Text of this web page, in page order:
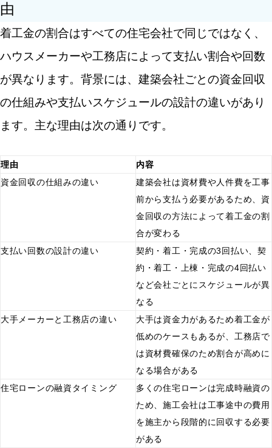
由
着工金の割合はすべての住宅会社で同じではなく、
ハウスメーカーや工務店によって支払い割合や回数
が異なります。背景には、建築会社ごとの資金回収
の仕組みや支払いスケジュールの設計の違いがあり
ます。主な理由は次の通りです。
理由
内容
資金回収の仕組みの違い
建築会社は資材費や人件費を工事
前から支払う必要があるため、資
金回収の方法によって着工金の割
合が変わる
支払い回数の設計の違い
契約・着工・完成の3回払い、契
約・着工・上棟・完成の4回払い
など会社ごとにスケジュールが異
なる
大手メーカーと工務店の違い
大手は資金力があるため着工金が
低めのケースもあるが、工務店で
は資材費確保のため割合が高めに
なる場合がある
住宅ローンの融資タイミング
多くの住宅ローンは完成時融資の
ため、施工会社は工事途中の費用
を施主から段階的に回収する必要
がある